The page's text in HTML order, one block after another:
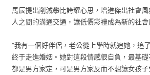
馬辰提出削減攀比誇耀心思，增進傑出社會
人之間的溝通交通，讓低價彩禮成為新的社會
“我有一個好伴侶，老公從上學時就追她，追
終于走進婚姻。她對這段情感很自負，最基礎
都是男方家定，可是男方家反而不想讓女孩